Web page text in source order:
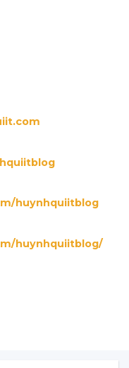
huynhquiitblog
huynhquiitblog/